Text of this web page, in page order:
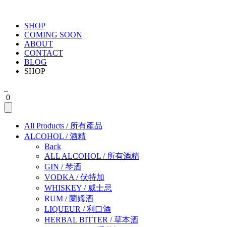
SHOP
COMING SOON
ABOUT
CONTACT
BLOG
SHOP
0
All Products / 所有產品
ALCOHOL /酒精
Back
ALL ALCOHOL / 所有酒精
GIN /琴酒
VODKA /伏特加
WHISKEY / 威士忌
RUM /蘭姆酒
LIQUEUR /利口酒
HERBAL BITTER /草本酒